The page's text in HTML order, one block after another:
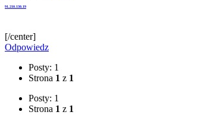
91.210.130.19
[/center]
Odpowiedz
Posty: 1
Strona 1 z 1
Posty: 1
Strona 1 z 1